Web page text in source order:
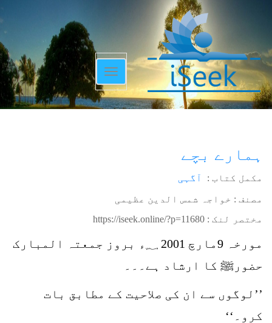
Toggle
navigation
ہمارے بچے
مکمل کتاب : آگہی
مصنف : خواجہ شمس الدین عظیمی
مختصر لنک : https://iseek.online/?p=11680
مورخہ 9مارچ 2001 ؁ء بروز جمعتہ المبارک
حضورﷺ کا ارشاد ہے۔۔۔
’’لوگوں سے ان کی صلاحیت کے مطابق بات
کرو۔‘‘